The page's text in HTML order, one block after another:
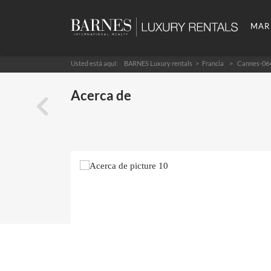
MAR
Usted está aquí: BARNES Luxury rentals Francia Cannes-
Acerca de